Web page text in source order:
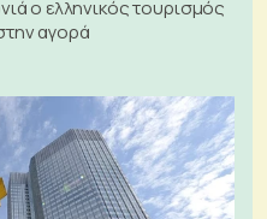
ο ελληνικός τουρισμός
αγορά